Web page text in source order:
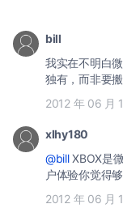
bill
我实在不明白
独有，而非要
2012 年 06 月
xlhy180
@billXBOX是
户体验你觉得
2012 年 06 月